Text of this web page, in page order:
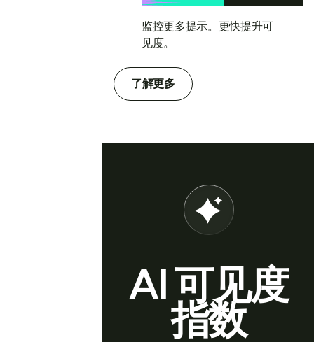
监控更多提示。更快提升可
见度。
了解更多
AI 可见度
指数